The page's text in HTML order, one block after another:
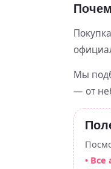
Мы
— от
•